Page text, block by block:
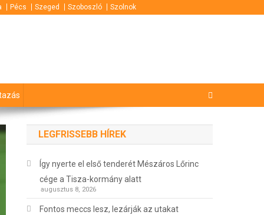
Pécs Szeged Szoboszló Szolnok
LEGFRISSEBB HÍREK
Így nyerte el első tenderét Mészáros Lőrinc
cége a Tisza-kormány alatt
augusztus 8, 2026
Fontos meccs lesz, lezárják az utakat